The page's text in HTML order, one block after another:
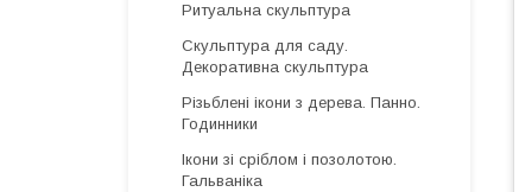
Ритуальна скульптура
Скульптура для саду.
Декоративна скульптура
Різьблені ікони з дерева. Панно.
Годинники
Ікони зі сріблом і позолотою.
Гальваніка